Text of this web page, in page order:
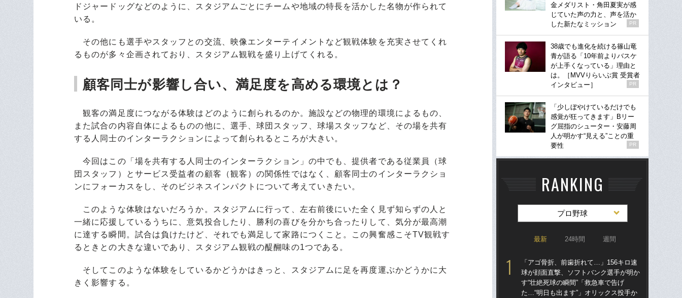
ドジャードッグなどのように、スタジアムごとにチームや地域の特長を活かした名物が作られて
いる。
その他にも選手やスタッフとの交流、映像エンターテイメントなど観戦体験を充実させてくれ
るものが多々企画されており、スタジアム観戦を盛り上げてくれる。
顧客同士が影響し合い、満足度を高める環境とは？
観客の満足度につながる体験はどのように創られるのか。施設などの物理的環境によるもの、
また試合の内容自体によるものの他に、選手、球団スタッフ、球場スタッフなど、その場を共有
する人同士のインターラクションによって創られるところが大きい。
今回はこの「場を共有する人同士のインターラクション」の中でも、提供者である従業員（球
団スタッフ）とサービス受益者の顧客（観客）の関係性ではなく、顧客同士のインターラクショ
ンにフォーカスをし、そのビジネスインパクトについて考えていきたい。
このような体験はないだろうか。スタジアムに行って、左右前後にいた全く見ず知らずの人と
一緒に応援しているうちに、意気投合したり、勝利の喜びを分かち合ったりして、気分が最高潮
に達する瞬間。試合は負けたけど、それでも満足して家路につくこと。この興奮感こそTV観戦す
るときとの大きな違いであり、スタジアム観戦の醍醐味の1つである。
そしてこのような体験をしているかどうかはきっと、スタジアムに足を再度運ぶかどうかに大
きく影響する。
金メダリスト・角田夏実が感
じていた声の力と、声を活か
した新たなミッション
PR
38歳でも進化を続ける篠山竜
青が語る「10年前よりバスケ
が上手くなっている」理由と
は。［MVVりらいぶ賞 受賞者
インタビュー］
PR
「少しぼやけているだけでも
感覚が狂ってきます」Bリー
グ屈指のシューター・安藤周
人が明かす“見える”ことの重
要性
PR
RANKING
プロ野球
最新 24時間 週間
「アゴ骨折、前歯折れて…」156キロ速
球が顔面直撃、ソフトバンク選手が明か
す“壮絶死球の瞬間”「救急車で告げ
た…“明日も出ます”」オリックス投手か